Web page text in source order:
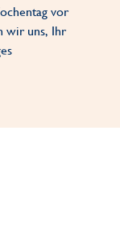
vor
wir uns, Ihr